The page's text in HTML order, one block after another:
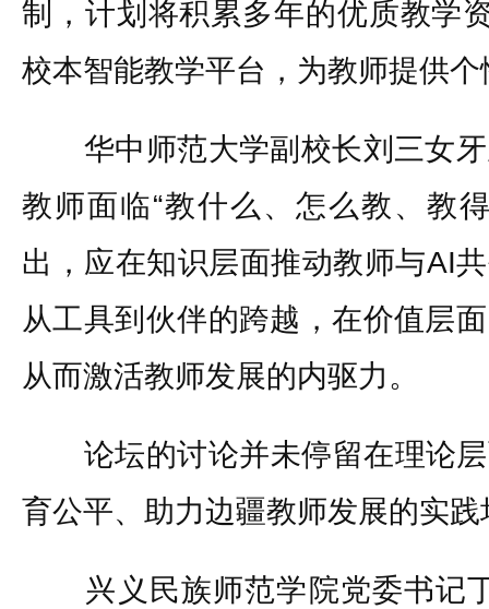
制，计划将积累多年的优质教学
校本智能教学平台，为教师提供
华中师范大学副校长刘三女牙
教师面临“教什么、怎么教、教
出，应在知识层面推动教师与AI
从工具到伙伴的跨越，在价值层
从而激活教师发展的内驱力。
论坛的讨论并未停留在理论层
育公平、助力边疆教师发展的实践
兴义民族师范学院党委书记